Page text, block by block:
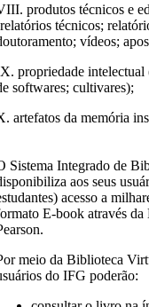
produtos técnicos e
técnicos;
vídeos;
propriedade intelectual
softwares; cultivares);
artefatos da memória
Sistema Integrado de
aos seus
acesso a
E-book através
meio da Biblioteca
do IFG poderão: